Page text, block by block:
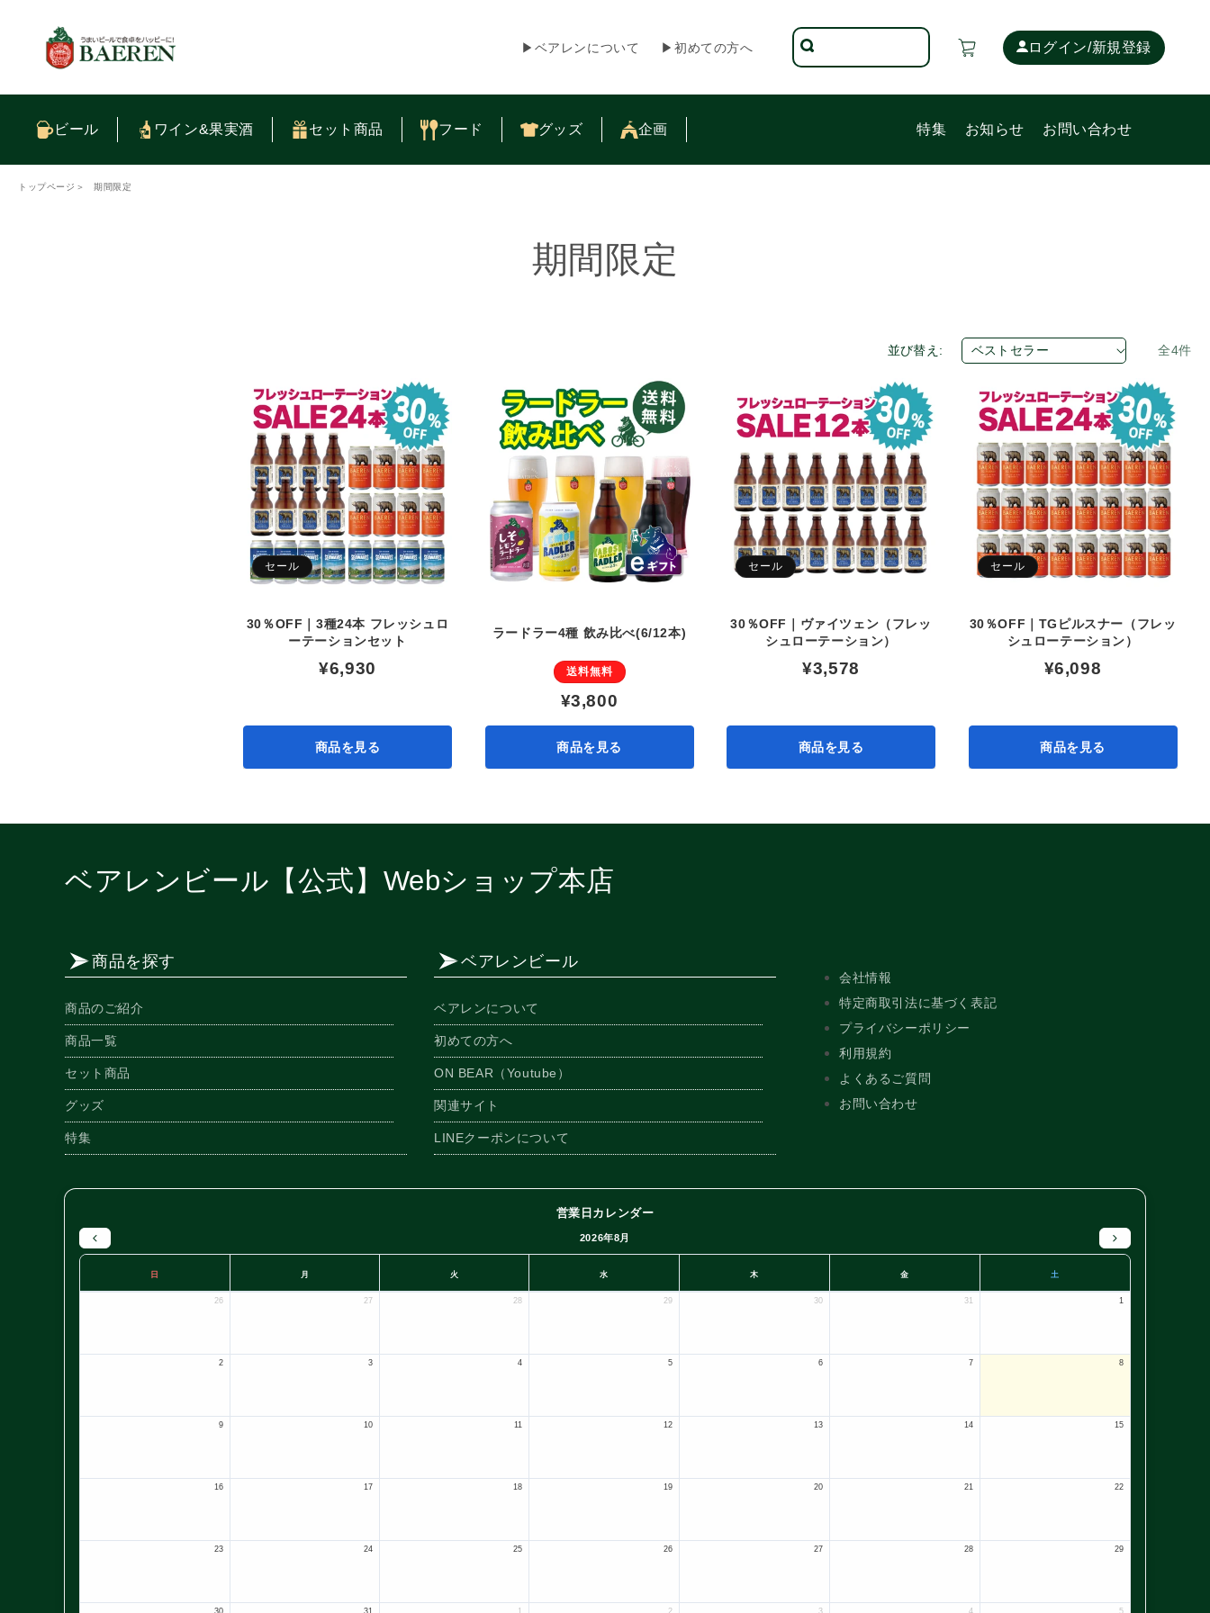
進む
▶︎ベアレンについて ▶︎初めての方へ
ー
ログイン/新規登録
ビール ワイン&果実酒 セット商品 フード グッズ 企画 特集 お知らせ お問い合わせ
トップページ ＞ 期間限定
コ
シ
ョ
ン
:
期間限定
並び替え: 全4件
セール
30％OFF｜3種24本 フレッシュロ
ーテーションセット
¥6,930
商品を見る
ラードラー4種 飲み比べ(6/12本)
送料無料
¥3,800
商品を見る
セール
30％OFF｜ヴァイツェン（フレッ
シュローテーション）
¥3,578
商品を見る
セール
30％OFF｜TGピルスナー（フレッ
シュローテーション）
¥6,098
商品を見る
ベアレンビール【公式】Webショップ本店
商品を探す
商品のご紹介
商品一覧
セット商品
グッズ
特集
ベアレンビール
ベアレンについて
初めての方へ
ON BEAR（Youtube）
関連サイト
LINEクーポンについて
会社情報
特定商取引法に基づく表記
プライバシーポリシー
利用規約
よくあるご質問
お問い合わせ
営業日カレンダー
2026年8月
日 月 火 水 木 金 土
26 27 28 29 30 31 1
2 3 4 5 6 7 8
9 10 11 12 13 14 15
16 17 18 19 20 21 22
23 24 25 26 27 28 29
30 31 1 2 3 4 5